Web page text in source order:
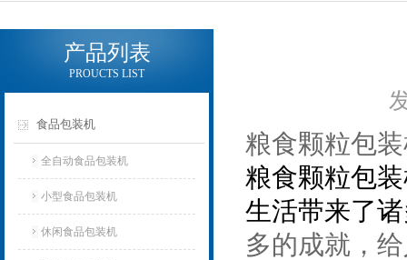
产品列表
PROUCTS LIST
食品包装机
全自动食品包装机
小型食品包装机
休闲食品包装机
粮食颗粒包
粮食颗粒包
生活带来了
多的成就，